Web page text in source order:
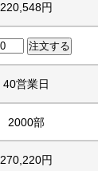
220,548円
40営業日
2000部
270,220円